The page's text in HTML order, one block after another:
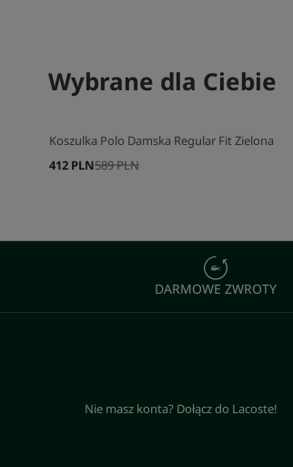
SKOMPLETUJ SWÓJ ZESTAW
Wybrane dla Ciebie
Koszulka Polo Damska Regular Fit Zielona
589 PLN
412 PLN
DARMOWE ZWROTY
Nie masz konta? Dołącz do Lacoste!